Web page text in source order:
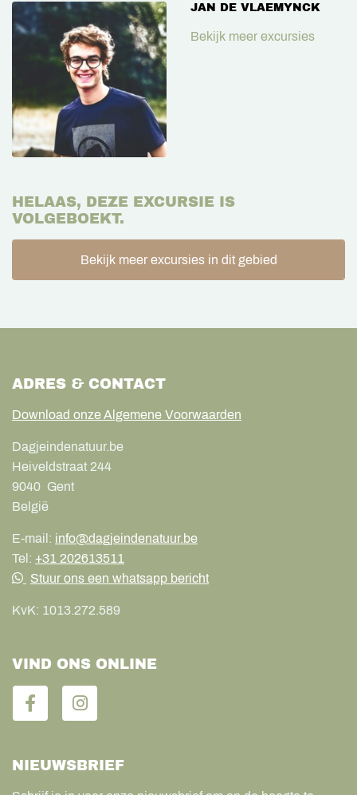
JAN DE VLAEMYNCK
Bekijk meer excursies
HELAAS, DEZE EXCURSIE IS
VOLGEBOEKT.
Bekijk meer excursies in dit gebied
ADRES & CONTACT
Download onze Algemene Voorwaarden
Dagjeindenatuur.be
Heiveldstraat 244
9040 Gent
België
E-mail: info@dagjeindenatuur.be
Tel: +31 202613511
Stuur ons een whatsapp bericht
KvK: 1013.272.589
VIND ONS ONLINE
NIEUWSBRIEF